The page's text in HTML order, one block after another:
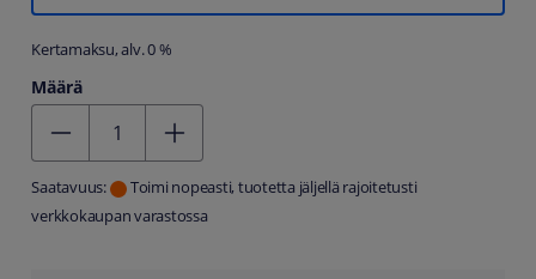
Kertamaksu, alv. 0 %
Määrä
Saatavuus:
Toimi nopeasti, tuotetta jäljellä rajoitetusti
verkkokaupan varastossa